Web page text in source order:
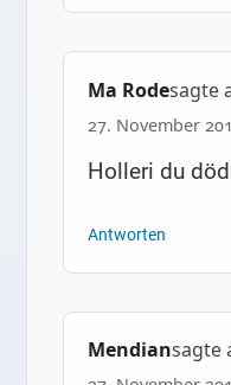
Ma Rodesagte
27. November
Holleri du
Antworten
Mendiansagte